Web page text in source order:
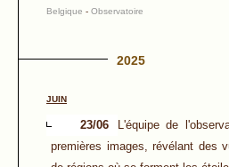
Belgique - Observatoire
2025
JUIN
23/06
L'équipe de
premières images, révélant des